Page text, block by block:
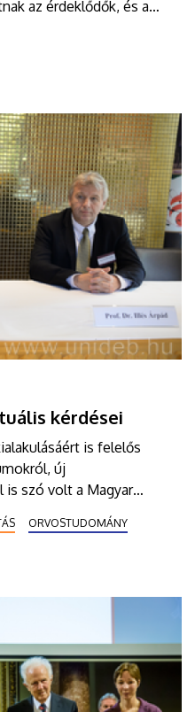
az érdeklődők, és a
díszdoktoravató
kérdései
is felelős
új
szó volt a Magyar
kongresszusán. A
volt a
ORVOSTUDOMÁNY